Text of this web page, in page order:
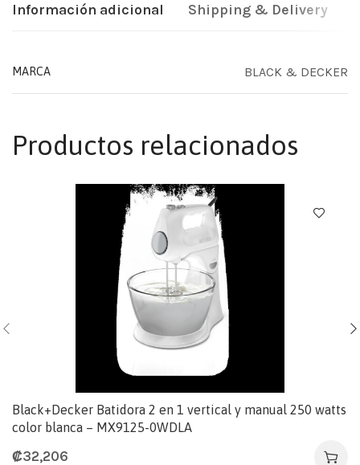
Información adicional Shipping & Delivery
MARCA BLACK & DECKER
Productos relacionados
Black+Decker Batidora 2 en 1 vertical y manual 250 watts
color blanca – MX9125-0WDLA
₡32,206